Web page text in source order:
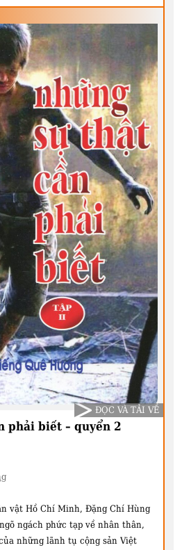
phải biết – quyển 2
vật Hồ Chí Minh, Đặng Chí Hùng
ngách phức tạp về nhân thân,
những lãnh tụ cộng sản Việt
ĐỌC VÀ TẢI VỀ